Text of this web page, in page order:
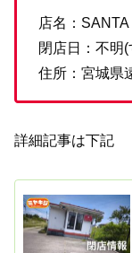
店名：SANTA
閉店日：不明
住所：宮城県
詳細記事は下記